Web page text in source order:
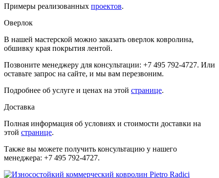
Примеры реализованных проектов.
Оверлок
В нашей мастерской можно заказать оверлок ковролина,
обшивку края покрытия лентой.
Позвоните менеджеру для консультации: +7 495 792-4727. Или
оставьте запрос на сайте, и мы вам перезвоним.
Подробнее об услуге и ценах на этой странице.
Доставка
Полная информация об условиях и стоимости доставки на
этой странице.
Также вы можете получить консультацию у нашего
менеджера: +7 495 792-4727.